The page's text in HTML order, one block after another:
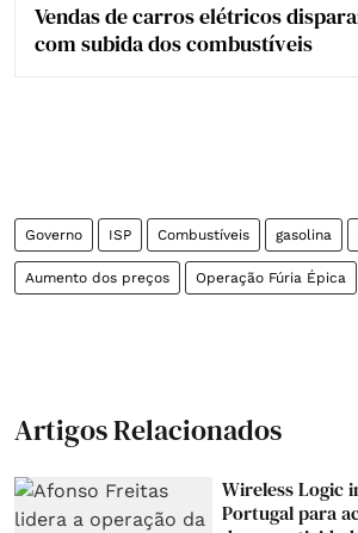
Vendas de carros elétricos
com subida dos combustíveis
Governo ISP Combustíveis gasolina
Aumento dos preços Operação Fúria Épica
Artigos Relacionados
Wireless Logic
Portugal para